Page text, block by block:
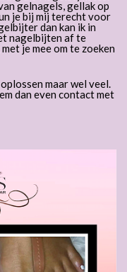
gelnagels, gellak op
je bij mij terecht voor
dan kan ik in
nagelbijten af te
je mee om te zoeken
maar wel veel.
dan even contact met